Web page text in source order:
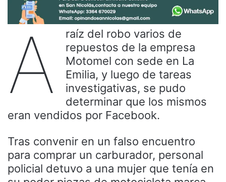
A
raíz del robo varios de
repuestos de la empresa
Motomel con sede en La
Emilia, y luego de tareas
investigativas, se pudo
determinar que los mismos
eran vendidos por Facebook.
Tras convenir en un falso encuentro
para comprar un carburador, personal
policial detuvo a una mujer que tenía en